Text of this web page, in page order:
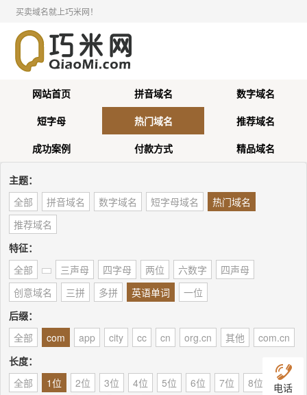
买卖域名就上巧米网！
网站首页 拼音域名
数字域名
短字母
热门域名
推荐域名
成功案例
付款方式 精品域名
主题：
全部
拼音域名 数字域名 短字母域名
热门域名
推荐域名
特征：
全部
三声母 四字母 两位 六数字
四声母
创意域名
三拼 多拼 英语单词
一位
后缀：
全部
com app city cc cn org.cn 其他
com.cn
长度：
全部
1位 2位 3位 4位 5位 6位 7位 8位
9位
电话